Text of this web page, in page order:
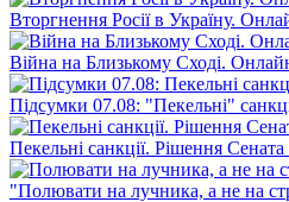
Вторгнення Росії в Україну.
Війна на Близькому Сході.
Підсумки 07.08: "Пекельні"
Пекельні санкції. Рішення
"Полювати на лучника, а не на